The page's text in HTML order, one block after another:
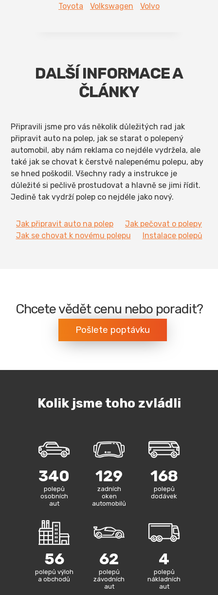
Toyota
Volkswagen Volvo
DALŠÍ INFORMACE A
ČLÁNKY
Připravili jsme pro vás několik důležitých rad jak
připravit auto na polep, jak se starat o polepený
automobil, aby nám reklama co nejdéle vydržela, ale
také jak se chovat k čerstvě nalepenému polepu, aby
se hned poškodil. Všechny rady a instrukce je
důležité si pečlivě prostudovat a hlavně se jimi řídit.
Jedině tak vydrží polep co nejdéle jako nový.
Jak připravit auto na polep
Jak pečovat o polepy
Jak se chovat k novému polepu
Instalace polepů
Chcete vědět cenu nebo poradit?
Pošlete poptávku
Kolik jsme toho zvládli
340
polepů
osobních
aut
129
zadních
oken
automobilů
168
polepů
dodávek
56
polepů výloh
a obchodů
62
polepů
závodních
aut
4
polepů
nákladních
aut